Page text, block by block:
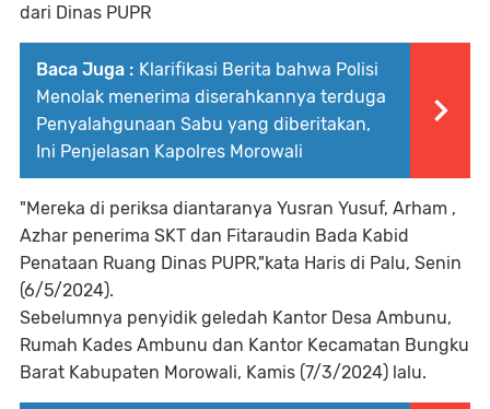
dari Dinas PUPR
Baca Juga : Klarifikasi Berita bahwa Polisi
Menolak menerima diserahkannya terduga
Penyalahgunaan Sabu yang diberitakan,
Ini Penjelasan Kapolres Morowali
"Mereka di periksa diantaranya Yusran Yusuf, Arham ,
Azhar penerima SKT dan Fitaraudin Bada Kabid
Penataan Ruang Dinas PUPR,"kata Haris di Palu, Senin
(6/5/2024).
Sebelumnya penyidik geledah Kantor Desa Ambunu,
Rumah Kades Ambunu dan Kantor Kecamatan Bungku
Barat Kabupaten Morowali, Kamis (7/3/2024) lalu.